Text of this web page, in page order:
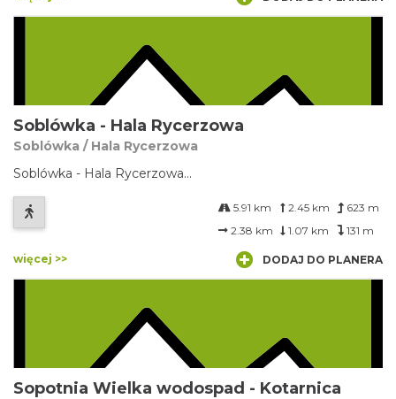
Soblówka - Hala Rycerzowa
Soblówka / Hala Rycerzowa
Soblówka - Hala Rycerzowa...
5.91 km 2.45 km
623 m
2.38 km
1.07 km 131 m
więcej >> DODAJ DO PLANERA
Sopotnia Wielka wodospad - Kotarnica